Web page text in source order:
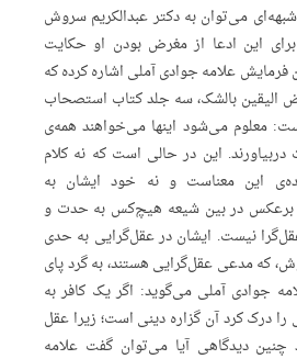
شبهه‌ای می‌توان به دکتر عبدالکریم سروش
این ادعا از مغرض بودن او حکایت
فرمایش علامه جوادی آملی اشاره کرده که
الیقین بالشک، سه جلد کتاب استصحاب
معلوم می‌شود اینها می‌خواهند همه‌ی
دربیاورند. این در حالی است که نه کلام
این معناست و نه خود ایشان به
برعکس در بین شیعه هیچ‌کس به حدت و
نیست. ایشان در عقل‌گرایی به حدی
که مدعی عقل‌گرایی هستند، به گرد پای
جوادی آملی می‌گوید: اگر یک کافر به
درک کرد آن گزاره دینی است؛ زیرا عقل
دیدگاهی آیا می‌توان گفت علامه